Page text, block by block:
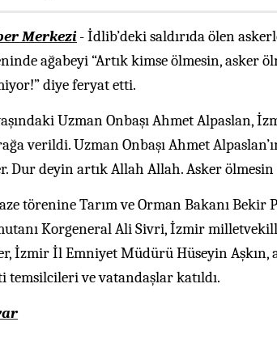
Merkezi-İdlib’deki saldırıda ölen
ağabeyi “Artık kimse ölmesin, asker
diye feryat etti.
Uzman Onbaşı Ahmet Alpaslan,
verildi. Uzman Onbaşı Ahmet
Dur deyin artık Allah Allah. Asker
törenine Tarım ve Orman Bakanı Bekir
Korgeneral Ali Sivri, İzmir
İzmir İl Emniyet Müdürü Hüseyin Aşkın,
temsilcileri ve vatandaşlar katıldı.